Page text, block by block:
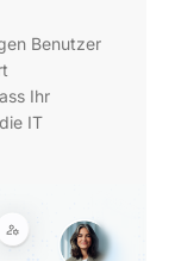
Benutzer
Ihr
IT